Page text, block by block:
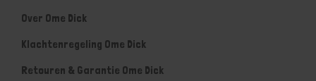
Over Ome Dick
Klachtenregeling Ome Dick
Retouren & Garantie Ome Dick